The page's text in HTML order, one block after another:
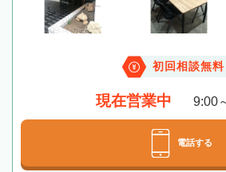
初回相談無料
現在営業中 9:00
電話する